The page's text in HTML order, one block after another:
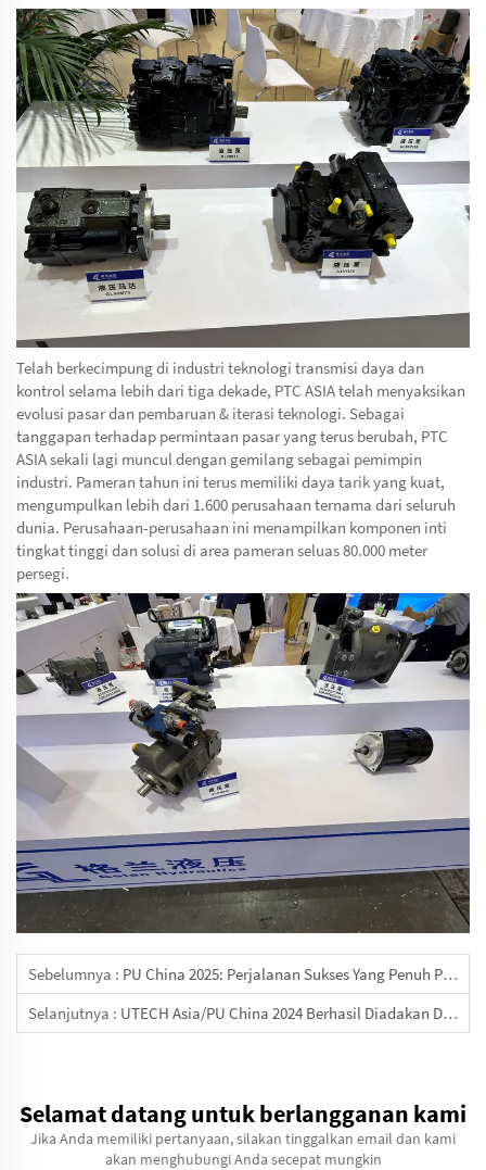
Telah berkecimpung di industri teknologi transmisi daya dan
kontrol selama lebih dari tiga dekade, PTC ASIA telah menyaksikan
evolusi pasar dan pembaruan & iterasi teknologi. Sebagai
tanggapan terhadap permintaan pasar yang terus berubah, PTC
ASIA sekali lagi muncul dengan gemilang sebagai pemimpin
industri. Pameran tahun ini terus memiliki daya tarik yang kuat,
mengumpulkan lebih dari 1.600 perusahaan ternama dari seluruh
dunia. Perusahaan-perusahaan ini menampilkan komponen inti
tingkat tinggi dan solusi di area pameran seluas 80.000 meter
persegi.
Sebelumnya : PU China 2025: Perjalanan Sukses Yang Penuh Prestasi Dalam Ketepatan Dan Kolaborasi Berakhir Dengan Baik
Selanjutnya : UTECH Asia/PU China 2024 Berhasil Diadakan Di Shanghai
Selamat datang untuk berlangganan kami
Jika Anda memiliki pertanyaan, silakan tinggalkan email dan kami
akan menghubungi Anda secepat mungkin